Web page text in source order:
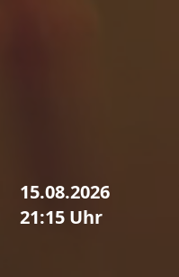
15.08.2026
21:15 Uhr